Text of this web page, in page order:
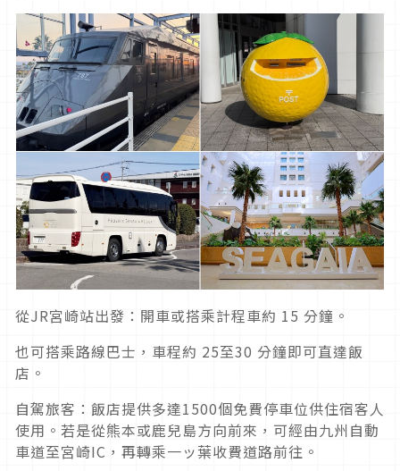
從JR宮崎站出發：開車或搭乘計程車約 15 分鐘。
也可搭乘路線巴士，車程約 25至30 分鐘即可直達飯
店。
自駕旅客：飯店提供多達1500個免費停車位供住宿客人
使用。若是從熊本或鹿兒島方向前來，可經由九州自動
車道至宮崎IC，再轉乘一ッ葉收費道路前往。